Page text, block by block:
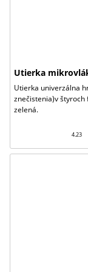
Utierka
Utierka univerzálna
znečistenia)v štyroch
zelená.
4.23